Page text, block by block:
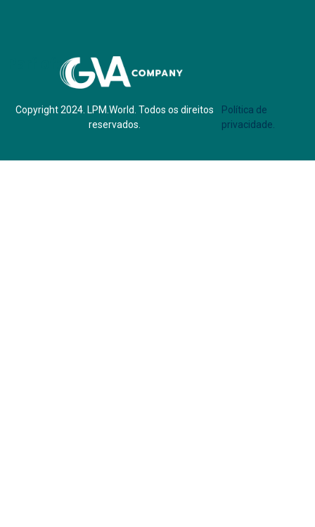
Copyright 2024. LPM.World. Todos os direitos
reservados.
Política de
privacidade.